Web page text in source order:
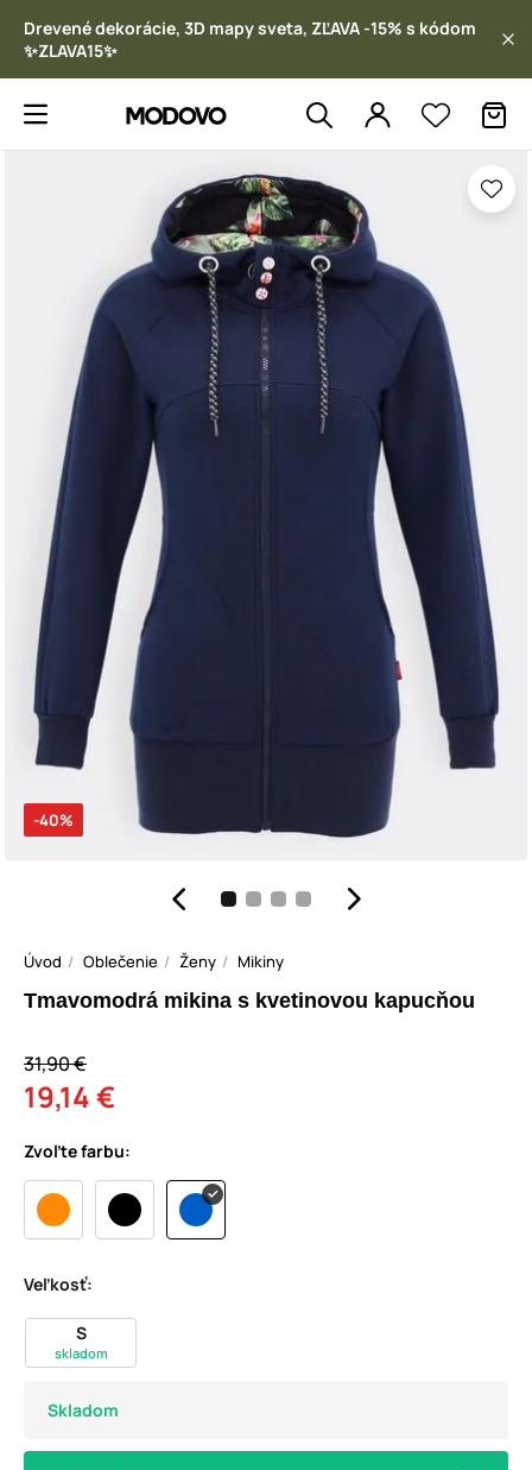
Drevené dekorácie, 3D mapy sveta, ZĽAVA -15% s kódom
✨ZLAVA15✨
-40%
Úvod Oblečenie Ženy Mikiny
Tmavomodrá mikina s kvetinovou kapucňou
31,90 €
19,14 €
Zvoľte farbu:
Veľkosť:
S
skladom
Skladom